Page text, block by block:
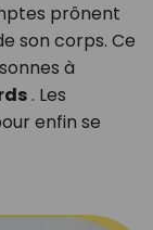
prônent
son corps. Ce
à
. Les
enfin se